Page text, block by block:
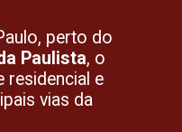
perto do
Paulista, o
residencial e
vias da